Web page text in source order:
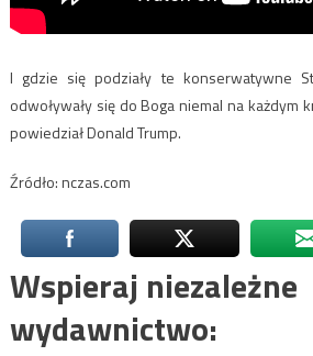
I gdzie się podziały te konserwatywne
odwoływały się do Boga niemal na każdym
powiedział Donald Trump.
Źródło: nczas.com
Wspieraj niezależne
wydawnictwo: